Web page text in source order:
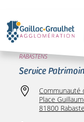
RABASTENS
Service
Communauté
Place
81800